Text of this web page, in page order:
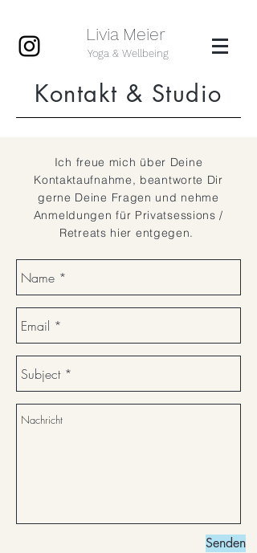
Yoga & Wellbeing
Livia Meier
Kontakt & Studio
Ich freue mich über Deine
Kontaktaufnahme, beantworte Dir
gerne Deine Fragen und nehme
Anmeldungen für Privatsessions /
Retreats hier entgegen.
Senden